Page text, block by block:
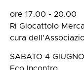
ore 17.00 - 20.00
Ri Giocattolo
cura
SABATO 4 GIUGNO